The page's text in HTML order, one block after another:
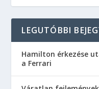
LEGUTÓBBI
Hamilton érkezése
a Ferrari